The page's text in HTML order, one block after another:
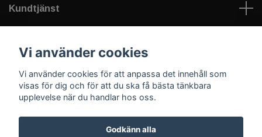
Kundtjänst
Sociala medier
Vi använder cookies
Vi använder cookies för att anpassa det innehåll som
visas för dig och för att du ska få bästa tänkbara
upplevelse när du handlar hos oss.
Godkänn alla